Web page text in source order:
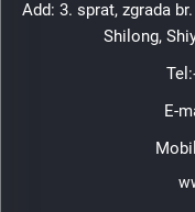
Add: 3. sprat, zgrada
Shilong,
Tel:
E-